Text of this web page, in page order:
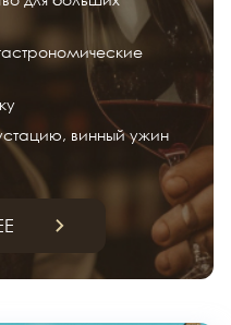
винный ужин